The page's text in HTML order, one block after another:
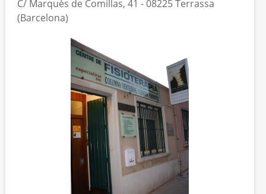
C/ Marquès de Comillas, 41 - 08225 Terrassa
(Barcelona)